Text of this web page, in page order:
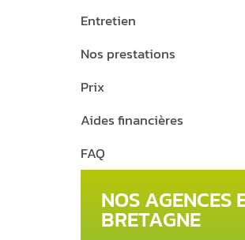
Entretien
Nos prestations
Prix
Aides financières
FAQ
NOS AGENCES
BRETAGNE